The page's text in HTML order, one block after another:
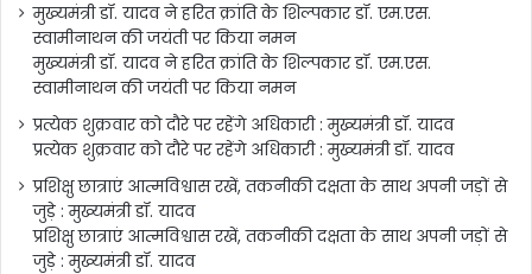
मुख्यमंत्री डॉ. यादव ने हरित क्रांति के शिल्पकार डॉ. एम.एस.
स्वामीनाथन की जयंती पर किया नमन
मुख्यमंत्री डॉ. यादव ने हरित क्रांति के शिल्पकार डॉ. एम.एस.
स्वामीनाथन की जयंती पर किया नमन
प्रत्येक शुक्रवार को दौरे पर रहेंगे अधिकारी : मुख्यमंत्री डॉ. यादव
प्रत्येक शुक्रवार को दौरे पर रहेंगे अधिकारी : मुख्यमंत्री डॉ. यादव
प्रशिक्षु छात्राएं आत्मविश्वास रखें, तकनीकी दक्षता के साथ अपनी जड़ों से
जुड़े : मुख्यमंत्री डॉ. यादव
प्रशिक्षु छात्राएं आत्मविश्वास रखें, तकनीकी दक्षता के साथ अपनी जड़ों से
जुड़े : मुख्यमंत्री डॉ. यादव